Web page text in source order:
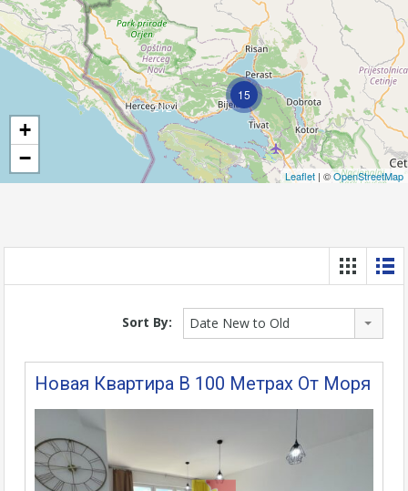
15
212
+
−
Leaflet | ©OpenStreetMap
Sort By: Date New to Old
Новая Квартира В 100 Метрах От Моря